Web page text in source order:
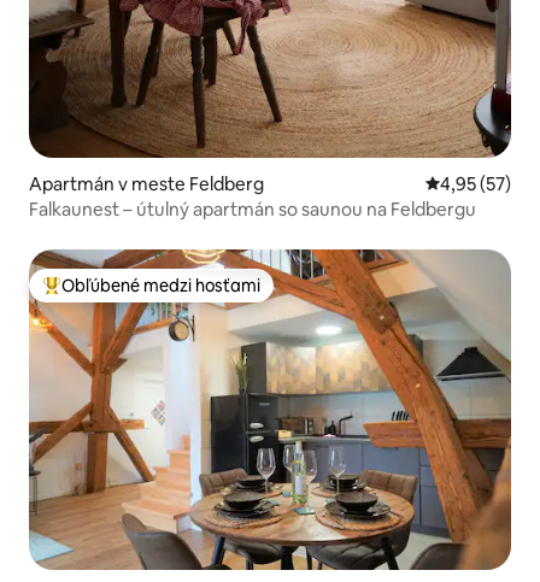
Apartmán v meste Feldberg Priemerné
4,95 (57)
Falkaunest – útulný apartmán so saunou na Feldbergu
Najobľúbenejšie medzi hosťami
Obľúbené medzi hosťami